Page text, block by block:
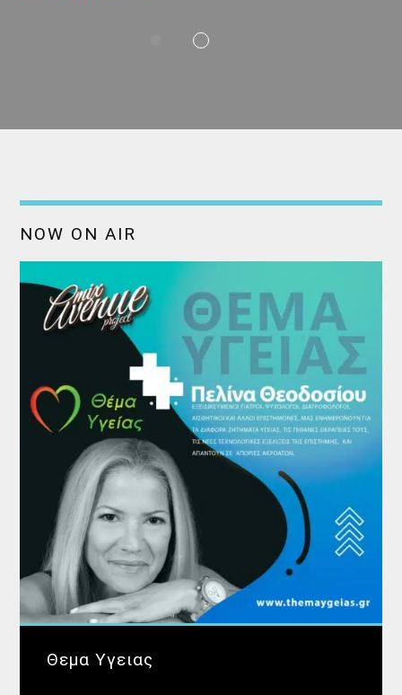
NOW ON AIR
Θεμα Υγειας